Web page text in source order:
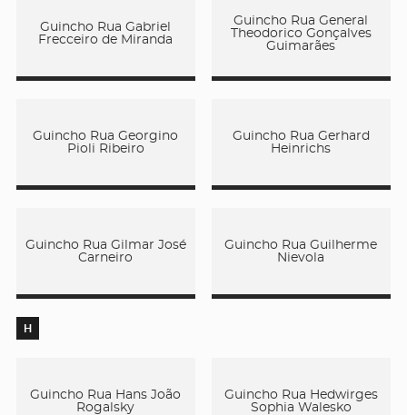
Guincho Rua Gabriel
Frecceiro de Miranda
Guincho Rua General
Theodorico Gonçalves
Guimarães
Guincho Rua Georgino
Pioli Ribeiro
Guincho Rua Gerhard
Heinrichs
Guincho Rua Gilmar José
Carneiro
Guincho Rua Guilherme
Nievola
H
Guincho Rua Hans João
Rogalsky
Guincho Rua Hedwirges
Sophia Walesko